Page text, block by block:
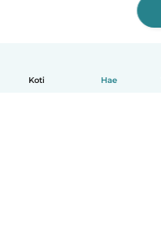
Koti Hae